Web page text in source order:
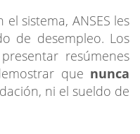
sistema, ANSES les
de desempleo. Los
resúmenes
que nunca
ni el sueldo de